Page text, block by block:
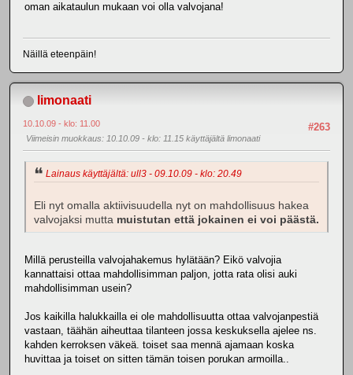
oman aikataulun mukaan voi olla valvojana!
Näillä eteenpäin!
limonaati
#263
10.10.09 - klo: 11.00
Viimeisin muokkaus: 10.10.09 - klo: 11.15 käyttäjältä limonaati
Lainaus käyttäjältä: ull3 - 09.10.09 - klo: 20.49
Eli nyt omalla aktiivisuudella nyt on mahdollisuus hakea
valvojaksi mutta muistutan että jokainen ei voi päästä.
Millä perusteilla valvojahakemus hylätään? Eikö valvojia
kannattaisi ottaa mahdollisimman paljon, jotta rata olisi auki
mahdollisimman usein?
Jos kaikilla halukkailla ei ole mahdollisuutta ottaa valvojanpestiä
vastaan, täähän aiheuttaa tilanteen jossa keskuksella ajelee ns.
kahden kerroksen väkeä. toiset saa mennä ajamaan koska
huvittaa ja toiset on sitten tämän toisen porukan armoilla..